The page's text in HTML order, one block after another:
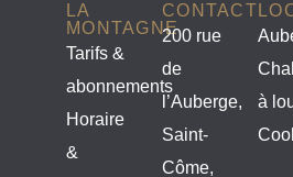
LA
MONTAGNE
Tarifs &
abonnements
Horaire
&
CONTACT
200 rue
de
l’Auberge,
Saint-
Côme,
à